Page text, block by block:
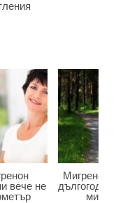
вече не
Мигренон
мигрена